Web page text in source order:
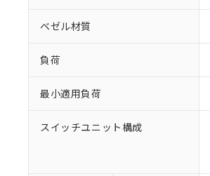
ベゼル材質
負荷
最小適用負荷
スイッチユニット構成